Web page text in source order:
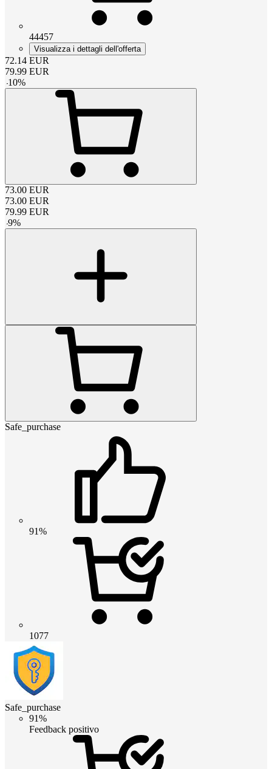
44457
Visualizza i dettagli dell'offerta
72.14 EUR
79.99 EUR
-10%
73.00 EUR
73.00 EUR
79.99 EUR
-9%
Safe_purchase
91%
1077
Safe_purchase
91%
Feedback positivo